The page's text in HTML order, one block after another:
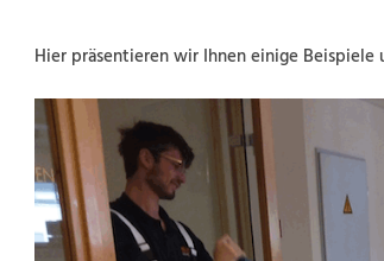
Hier präsentieren wir Ihnen einige Beispiele